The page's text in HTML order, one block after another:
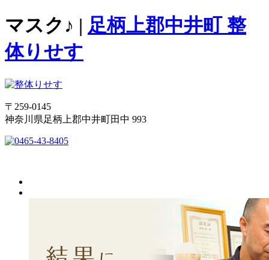
マスク♪ | 足柄上郡中井町 整
体りせす
〒259-0145
神奈川県足柄上郡中井町田中 993